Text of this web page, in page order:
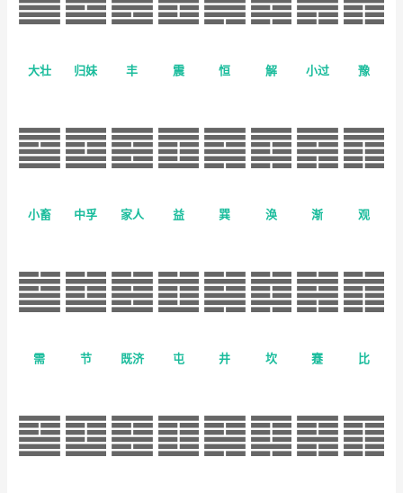
大壮 归妹 丰 震 恒 解 小过 豫
小畜 中孚 家人 益 巽 涣 渐 观
需 节 既济 屯 井 坎 蹇 比